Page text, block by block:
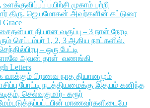
பயிற்சி முகாம் பற்றி
திரு. ஜெயமோகன் அவர்களின் கட்டுரை
Grace
தியான வகுப்பு – 3 நாள் நேரடி
செப்டம்பர் 1, 2, 3 ஆகிய நாட்களில்.
– ஒரு பேட்டி
அவன் தாள் வணங்கி
Letters
பிரணவ நாத தியானமும்
போட்டி நடத்தியமைக்கு இதயம் கனிந்த
செல்வகுமார்- கரூர்
மாணவர்களிடையே